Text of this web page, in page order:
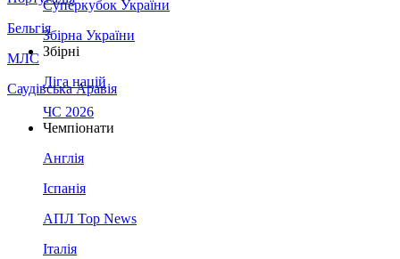
Бельгія
МЛС
Саудівська Аравія
Суперкубок України
Збірна України
Збірні
Ліга націй
ЧС 2026
Чемпіонати
Англія
Іспанія
АПЛ Top News
Італія